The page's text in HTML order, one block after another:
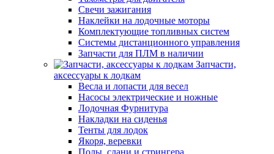
Свечи зажигания
Наклейки на лодочные моторы
Комплектующие топливных систем
Системы дистанционного управления
Запчасти для ПЛМ в наличии
Запчасти,
аксессуары к лодкам
Весла и лопасти для весел
Насосы электрические и ножные
Лодочная Фурнитура
Накладки на сиденья
Тенты для лодок
Якоря, веревки
Полы, слани и стрингера